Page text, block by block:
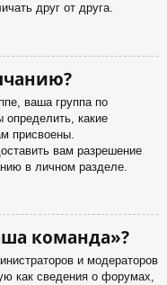
друг от друга.
ваша группа по
определить, какие
присвоены.
вам разрешение
в личном разделе.
команда»?
и модераторов
как сведения о форумах,